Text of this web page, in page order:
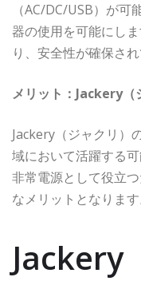
（AC/DC/USB）が
器の使用を可能にし
り、安全性が確保され
メリット：Jackery（
Jackery（ジャクリ）
域において活躍する
非常電源として役立
なメリットとなります
Jackery